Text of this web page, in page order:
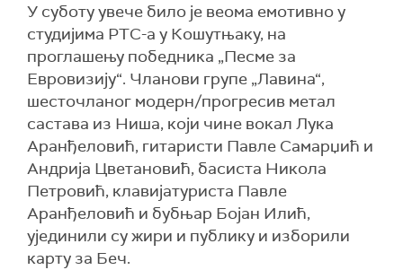
У суботу увече било је веома емотивно у
студијима РТС-а у Кошутњаку, на
проглашењу победника „Песме за
Евровизију“. Чланови групе „Лавина“,
шесточланог модерн/прогресив метал
састава из Ниша, који чине вокал Лука
Аранђеловић, гитаристи Павле Самарџић и
Андрија Цветановић, басиста Никола
Петровић, клавијатуриста Павле
Аранђеловић и бубњар Бојан Илић,
ујединили су жири и публику и изборили
карту за Беч.